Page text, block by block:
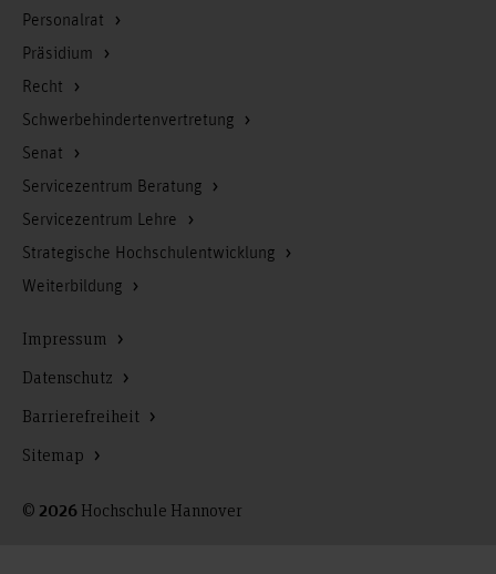
Personalrat
Präsidium
Recht
Schwerbehindertenvertretung
Senat
Servicezentrum Beratung
Servicezentrum Lehre
Strategische Hochschulentwicklung
Weiterbildung
© 2026 Hochschule Hannover
Impressum
Datenschutz
Barrierefreiheit
Sitemap